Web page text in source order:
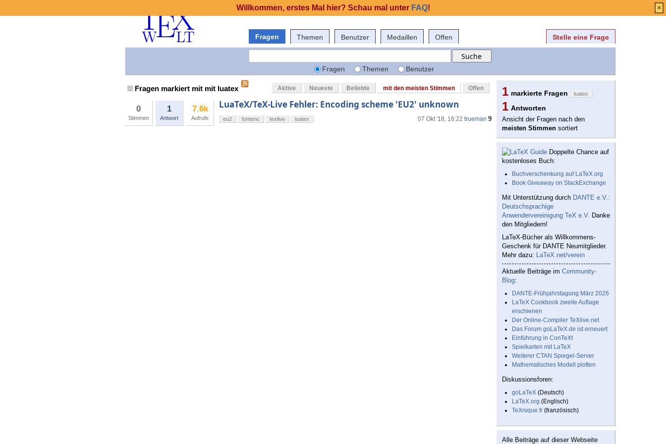
Fragen Themen Benutzer Medaillen Offen Stelle eine Frage
Fragen Themen Benutzer
Fragen markiert mit mit luatex Aktive Neueste Beliebte mit den meisten Stimmen Offen
0
Stimmen
1
Antwort
7.6k
Aufrufe
LuaTeX/TeX-Live Fehler: Encoding scheme 'EU2' unknown
07 Okt '18, 16:22 trueman 9
eu2 fontenc texlive luatex
1 markierte Fragen luatex
1 Antworten
Ansicht der Fragen nach den
meisten Stimmen sortiert
Doppelte Chance auf
kostenloses Buch:
Buchverschenkung auf LaTeX.org
Book Giveaway on StackExchange
Mit Unterstützung durch DANTE e.V.:
Deutschsprachige
Anwendervereinigung TeX e.V. Danke
den Mitgliedern!
LaTeX-Bücher als Willkommens-
Geschenk für DANTE Neumitglieder.
Mehr dazu: LaTeX.net/verein
Aktuelle Beiträge im Community-
Blog:
DANTE-Frühjahrstagung März 2026
LaTeX Cookbook zweite Auflage
erschienen
Der Online-Compiler TeXlive.net
Das Forum goLaTeX.de ist erneuert
Einführung in ConTeXt
Spielkarten mit LaTeX
Weiterer CTAN Spiegel-Server
Mathematisches Modell plotten
Diskussionsforen:
goLaTeX (Deutsch)
LaTeX.org (Englisch)
TeXnique.fr (französisch)
Alle Beiträge auf dieser Webseite
Willkommen, erstes Mal hier? Schau mal unter FAQ! ×